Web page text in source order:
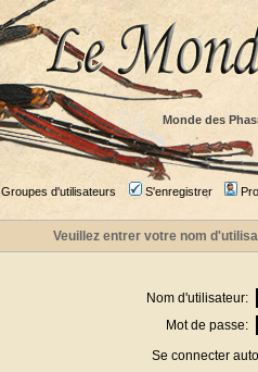
Monde des
Groupes d'utilisateurs S'enregistrer
Veuillez entrer votre nom
Nom d'utilisateur:
Mot de passe:
Se connecter